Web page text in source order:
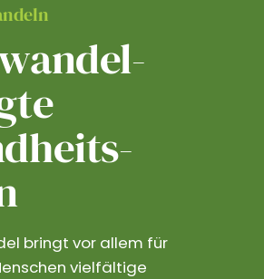
bringt vor allem für
vielfältige